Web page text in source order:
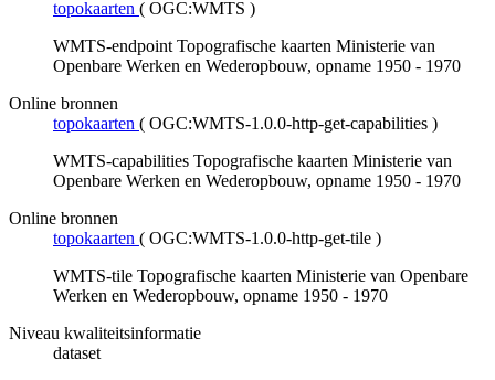
topokaarten ( OGC:WMTS )
WMTS-endpoint Topografische kaarten Ministerie van
Openbare Werken en Wederopbouw, opname 1950 - 1970
Online bronnen
topokaarten ( OGC:WMTS-1.0.0-http-get-capabilities )
WMTS-capabilities Topografische kaarten Ministerie van
Openbare Werken en Wederopbouw, opname 1950 - 1970
Online bronnen
topokaarten ( OGC:WMTS-1.0.0-http-get-tile )
WMTS-tile Topografische kaarten Ministerie van Openbare
Werken en Wederopbouw, opname 1950 - 1970
Niveau kwaliteitsinformatie
dataset